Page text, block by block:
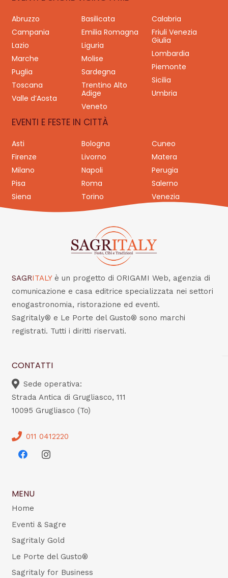
Abruzzo Basilicata
Calabria
Campania
Emilia Romagna
Friuli Venezia
Giulia
Lazio
Liguria
Lombardia
Marche
Molise
Piemonte
Puglia
Sardegna
Sicilia
Toscana
Trentino Alto
Adige
Umbria
Valle d’Aosta
Veneto
EVENTI E FESTE IN CITTÀ
Asti Bologna
Cuneo
Firenze
Livorno
Matera
Milano
Napoli
Perugia
Pisa
Roma
Salerno
Siena
Torino Venezia
SAGRITALY è un progetto di ORIGAMI Web, agenzia di
comunicazione e casa editrice specializzata nei settori
enogastronomia, ristorazione ed eventi.
Sagritaly® e Le Porte del Gusto® sono marchi
registrati. Tutti i diritti riservati.
CONTATTI
Sede operativa:
Strada Antica di Grugliasco, 111
10095 Grugliasco (To)
011 0412220
MENU
Home
Eventi & Sagre
Sagritaly Gold
Le Porte del Gusto®
Sagritaly for Business